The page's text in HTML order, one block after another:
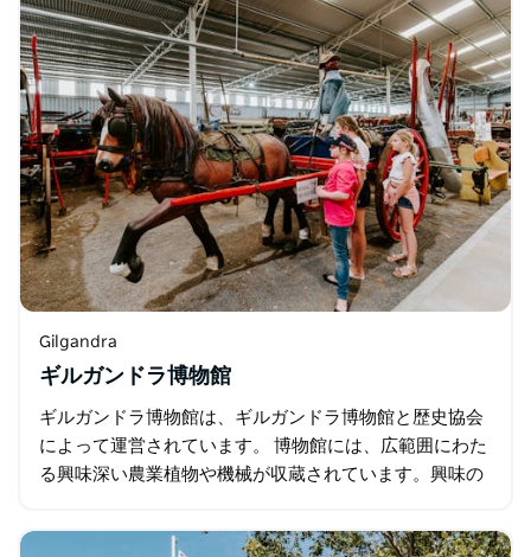
Gilgandra
ギルガンドラ博物館
ギルガンドラ博物館は、ギルガンドラ博物館と歴史協会
によって運営されています。 博物館には、広範囲にわた
る興味深い農業植物や機械が収蔵されています。興味の
プロクター蒸気トラクション エンジン…